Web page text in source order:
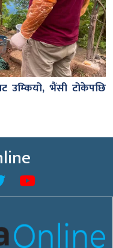
उम्कियो, भैंसी टोकेपछि